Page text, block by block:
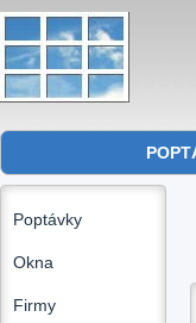
Poptávky
Okna
Firmy